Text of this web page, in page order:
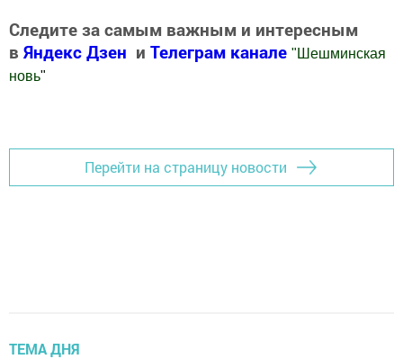
Следите за самым важным и интересным
в Яндекс Дзен и Телеграм канале " Шешминская
новь"
Перейти на страницу новости
ТЕМА ДНЯ